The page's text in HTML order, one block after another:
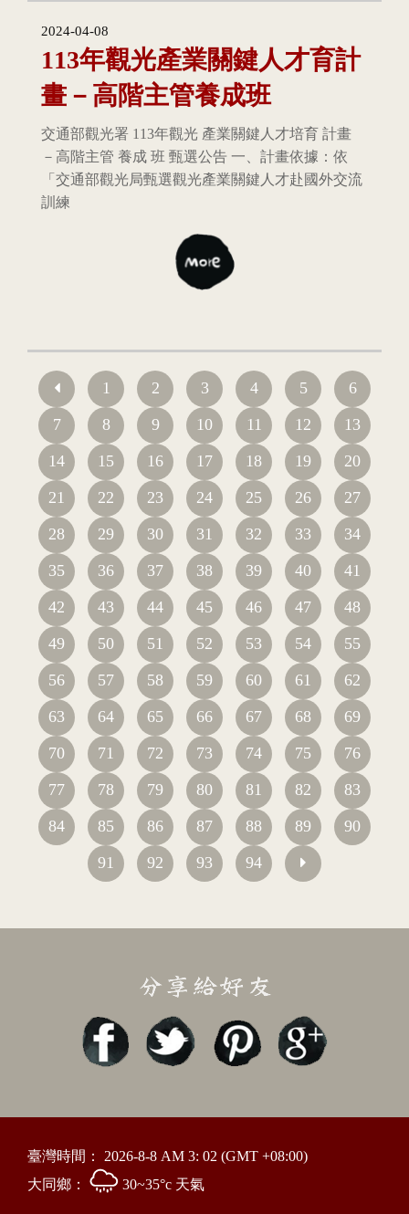
2024-04-08
113年觀光產業關鍵人才育計
畫－高階主管養成班
交通部觀光署 113年觀光 產業關鍵人才培育 計畫
－高階主管 養成 班 甄選公告 一、計畫依據：依
「交通部觀光局甄選觀光產業關鍵人才赴國外交流
訓練
1 2 3 4 5
6
7
8 9 10 11 12
13
14
15 16 17 18 19
20
21
22 23 24 25 26
27
28
29 30 31 32 33
34
35
36 37 38 39 40
41
42
43 44 45 46 47
48
49
50 51 52 53 54
55
56
57 58 59 60 61
62
63
64 65 66 67 68
69
70
71 72 73 74 75
76
77
78 79 80 81 82
83
84
85 86 87 88 89
90
91
92 93 94
臺灣時間： 2026-8-8 AM 3: 02 (GMT +08:00)
大同鄉：
30~35°c 天氣